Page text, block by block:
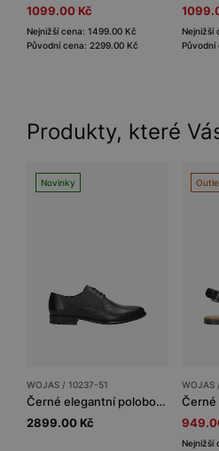
1099.00 Kč
Nejnižší cena: 1499.00 Kč
Původní cena: 2299.00 Kč
Nejnižší
Původní
Produkty, které
Novinky
WOJAS / 10237-51
Černé elegantní polobotky pro muže z lícové kůže
2899.00 Kč
WOJAS
Nejnižší